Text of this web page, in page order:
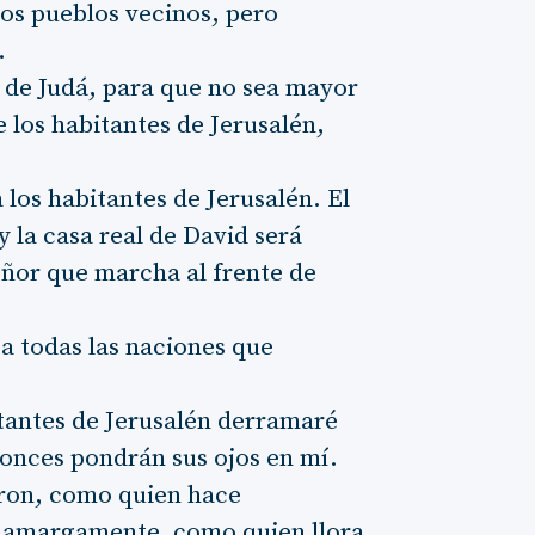
pueblos vecinos, pero
Judá, para que no sea mayor
habitantes de Jerusalén,
habitantes de Jerusalén. El
la casa real de David será
que marcha al frente de
todas las naciones que
de Jerusalén derramaré
pondrán sus ojos en mí.
como quien hace